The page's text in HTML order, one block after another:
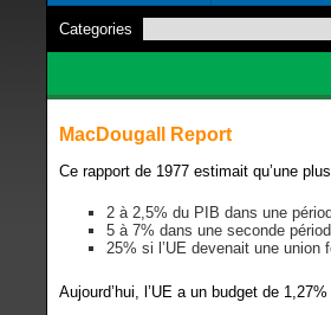
Categories
MacDougall Report
Ce rapport de 1977 estimait qu’une
2 à 2,5% du PIB dans une
5 à 7% dans une seconde
25% si l’UE devenait une union
Aujourd’hui, l’UE a un budget de